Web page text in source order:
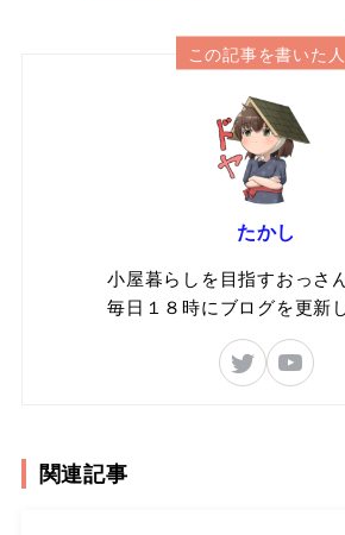
この記事を書いた人
たかし
小屋暮らしを目指すおっさ
毎日１８時にブログを更新
関連記事